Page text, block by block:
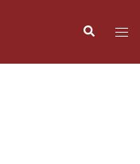
検
索
ト